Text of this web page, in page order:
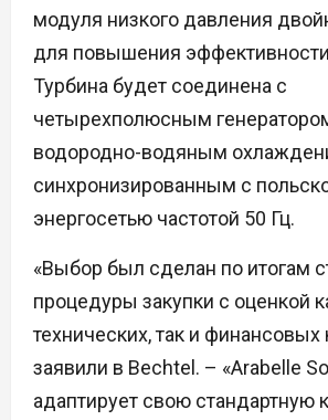
модуля низкого давления
для повышения
Турбина будет соединена с
четырехполюсным
водородно-водяным
синхронизированным с
энергосетью частотой 50 Гц.
«Выбор был сделан по итогам
процедуры закупки с оценкой
технических, так и финансовых
заявили в Bechtel. – «Arabelle
адаптирует свою стандартную